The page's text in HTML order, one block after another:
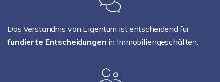
Das Verständnis von Eigentum ist entscheidend für
fundierte Entscheidungen in Immobiliengeschäften.